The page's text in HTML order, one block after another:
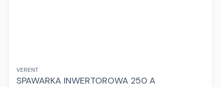
VERENT
SPAWARKA INWERTOROWA 250 A